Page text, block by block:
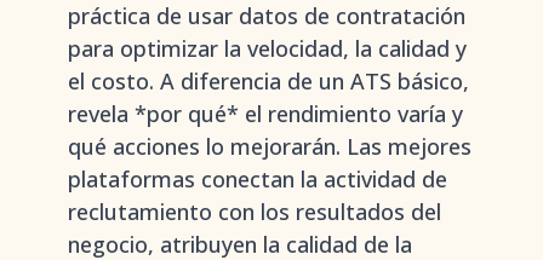
práctica de usar datos de contratación
para optimizar la velocidad, la calidad y
el costo. A diferencia de un ATS básico,
revela *por qué* el rendimiento varía y
qué acciones lo mejorarán. Las mejores
plataformas conectan la actividad de
reclutamiento con los resultados del
negocio, atribuyen la calidad de la